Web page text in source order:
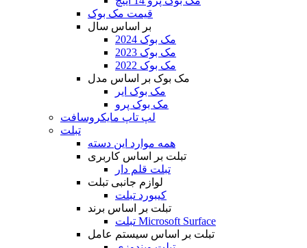
قیمت مک بوک
بر اساس سال
مک بوک 2024
مک بوک 2023
مک بوک 2022
مک بوک بر اساس مدل
مک بوک ایر
مک بوک پرو
لپ تاپ مایکروسافت
تبلت
همه موارد این دسته
تبلت بر اساس کاربری
تبلت قلم دار
لوازم جانبی تبلت
کیبورد تبلت
تبلت بر اساس برند
تبلت Microsoft Surface
تبلت بر اساس سیستم عامل